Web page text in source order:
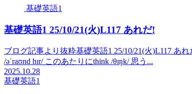
基礎英語1
基礎英語1 25/10/21(火)L117 あれだ!
ブログ記事より抜粋基礎英語1 25/10/21(火)L117 あれ
/əˈraʊnd hɪr/ このあたりにthink /θɪŋk/ 思う...
2025.10.28
基礎英語1